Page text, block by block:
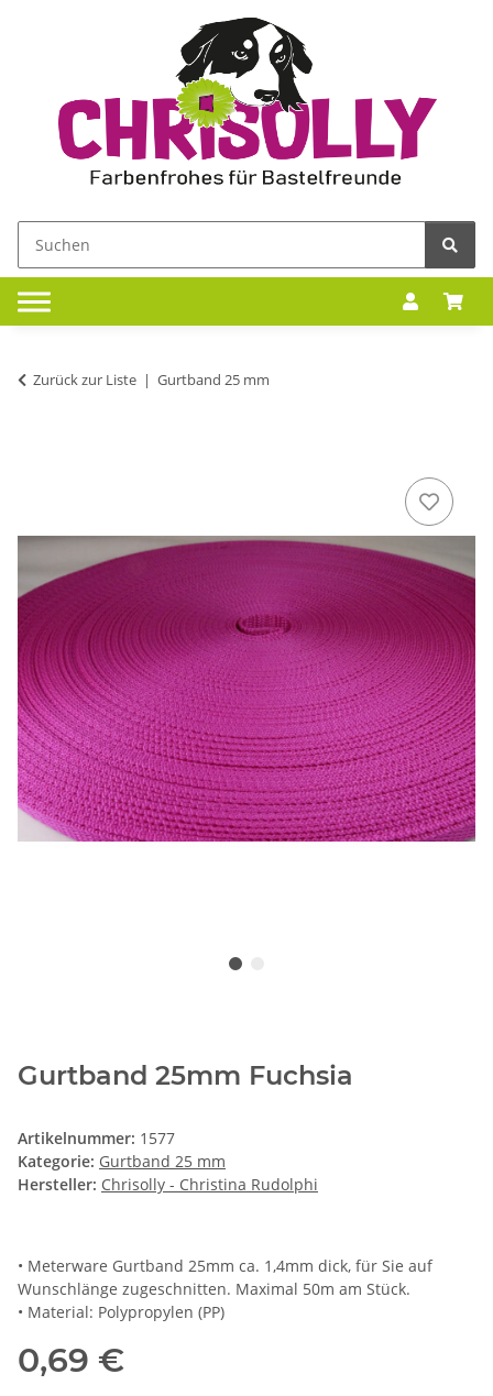
Zurück zur Liste Gurtband 25 mm
Gurtband 25mm Fuchsia
Artikelnummer: 1577
Kategorie: Gurtband 25 mm
Hersteller: Chrisolly - Christina Rudolphi
• Meterware Gurtband 25mm ca. 1,4mm dick, für Sie auf
Wunschlänge zugeschnitten. Maximal 50m am Stück.
• Material: Polypropylen (PP)
0,69 €